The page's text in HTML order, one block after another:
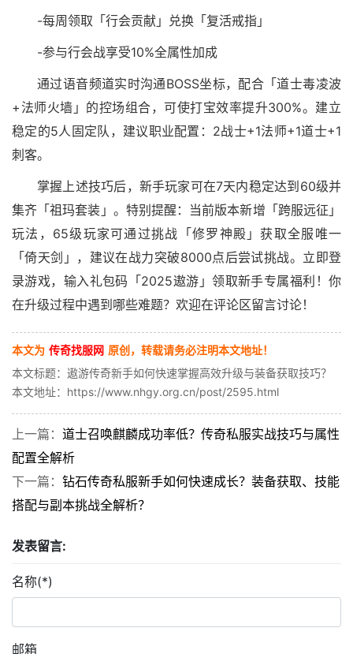
-每周领取「行会贡献」兑换「复活戒指」
-参与行会战享受10%全属性加成
通过语音频道实时沟通BOSS坐标，配合「道士毒凌波
+法师火墙」的控场组合，可使打宝效率提升300%。建立
稳定的5人固定队，建议职业配置：2战士+1法师+1道士+1
刺客。
掌握上述技巧后，新手玩家可在7天内稳定达到60级并
集齐「祖玛套装」。特别提醒：当前版本新增「跨服远征」
玩法，65级玩家可通过挑战「修罗神殿」获取全服唯一
「倚天剑」，建议在战力突破8000点后尝试挑战。立即登
录游戏，输入礼包码「2025遨游」领取新手专属福利！你
在升级过程中遇到哪些难题？欢迎在评论区留言讨论！
本文为 传奇找服网 原创，转载请务必注明本文地址！
本文标题：遨游传奇新手如何快速掌握高效升级与装备获取技巧？
本文地址：https://www.nhgy.org.cn/post/2595.html
上一篇： 道士召唤麒麟成功率低？传奇私服实战技巧与属性
配置全解析
下一篇： 钻石传奇私服新手如何快速成长？装备获取、技能
搭配与副本挑战全解析？
发表留言:
名称(*)
邮箱